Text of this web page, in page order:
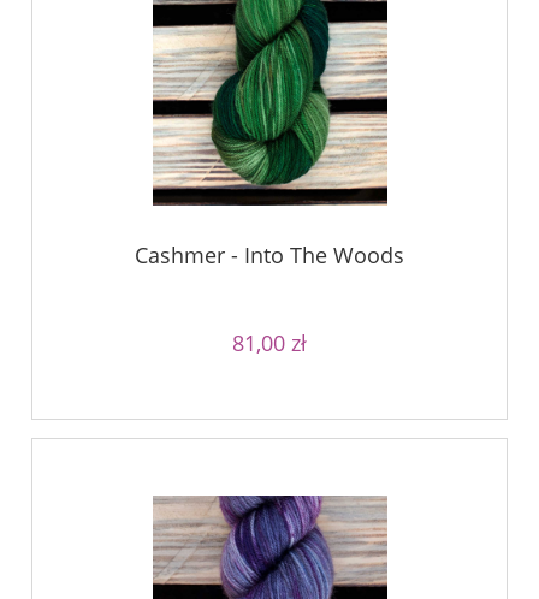
Cashmer - Into The Woods
81,00 zł